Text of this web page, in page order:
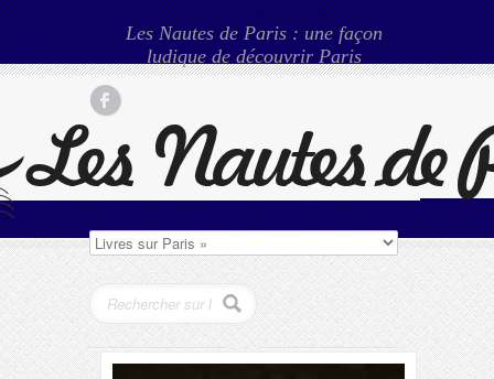
Les Nautes de Paris : une façon
ludique de découvrir Paris